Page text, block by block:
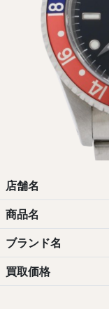
店舗名
商品名
ブランド名
買取価格